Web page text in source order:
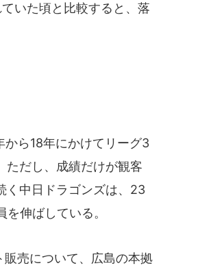
いた頃と比較すると、落
ら18年にかけてリーグ3
ただし、成績だけが観客
く中日ドラゴンズは、23
伸ばしている。
売について、広島の本拠